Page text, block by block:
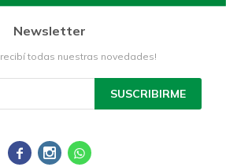
Newsletter
recibí todas nuestras novedades!
SUSCRIBIRME
  